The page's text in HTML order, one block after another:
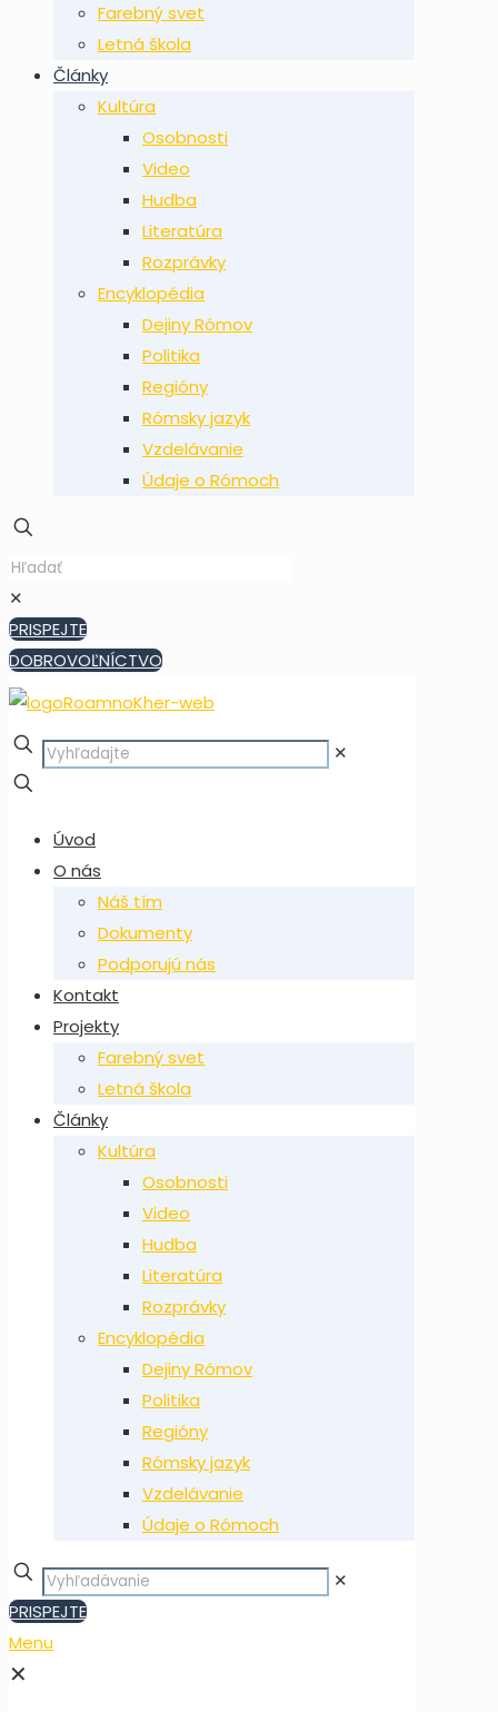
Farebný svet
Letná škola
Články
Kultúra
Osobnosti
Video
Hudba
Literatúra
Rozprávky
Encyklopédia
Dejiny Rómov
Politika
Regióny
Rómsky jazyk
Vzdelávanie
Údaje o Rómoch
✕
PRISPEJTE
DOBROVOĽNÍCTVO
✕
Úvod
O nás
Náš tím
Dokumenty
Podporujú nás
Kontakt
Projekty
Farebný svet
Letná škola
Články
Kultúra
Osobnosti
Video
Hudba
Literatúra
Rozprávky
Encyklopédia
Dejiny Rómov
Politika
Regióny
Rómsky jazyk
Vzdelávanie
Údaje o Rómoch
✕
PRISPEJTE
Menu
✕